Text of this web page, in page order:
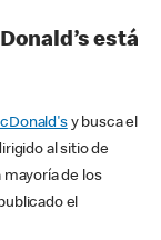
está
y busca el
al sitio de
mayoría de los
el